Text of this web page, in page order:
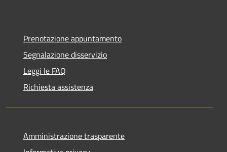
Prenotazione appuntamento
Segnalazione disservizio
Leggi le FAQ
Richiesta assistenza
Amministrazione trasparente